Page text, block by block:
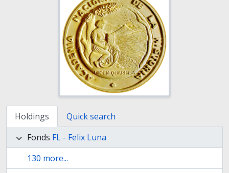
Holdings
Quick search
Fonds FL - Felix Luna
130 more...